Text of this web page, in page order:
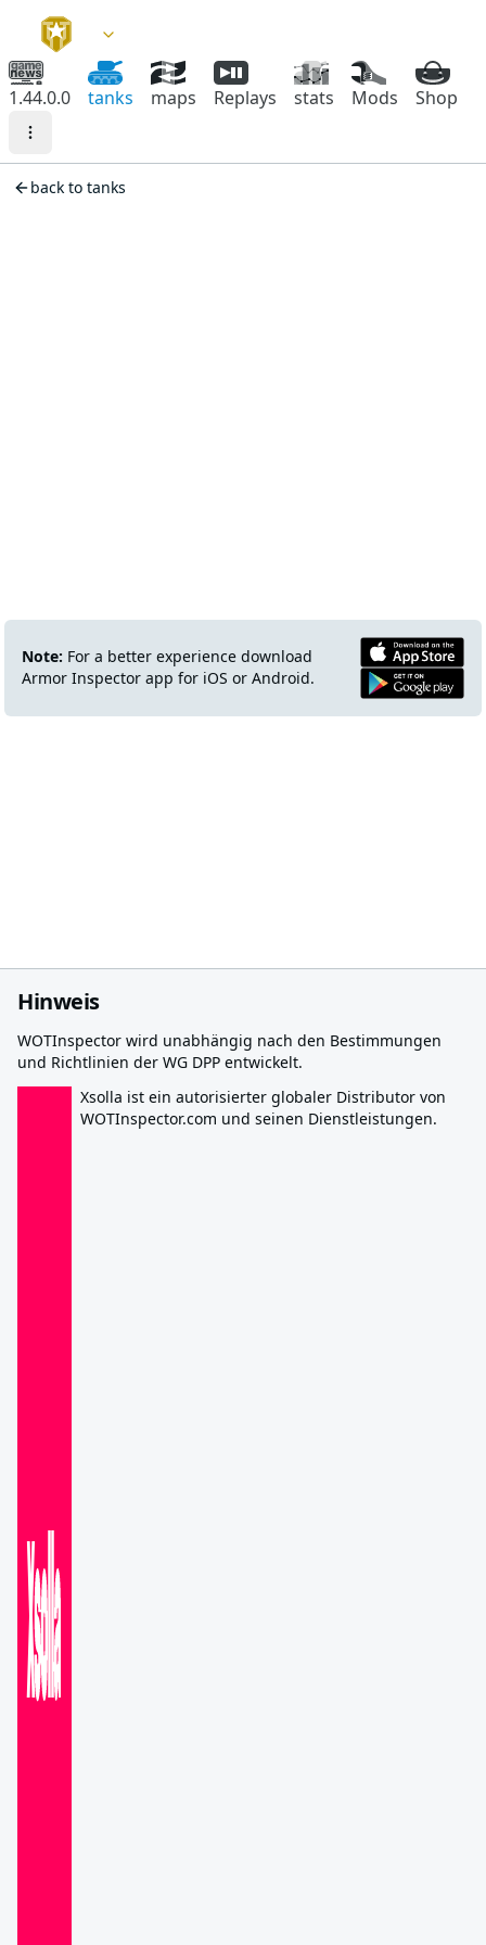
1.44.0.0 tanks maps Replays stats Mods Shop
back to tanks
Note: For a better experience download
Armor Inspector app for iOS or Android.
Hinweis
WOTInspector wird unabhängig nach den Bestimmungen
und Richtlinien der WG DPP entwickelt.
Xsolla ist ein autorisierter globaler Distributor von
WOTInspector.com und seinen Dienstleistungen.